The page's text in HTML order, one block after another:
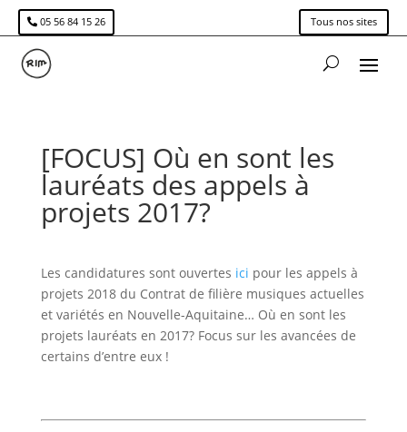
05 56 84 15 26 Tous nos sites
[FOCUS] Où en sont les
lauréats des appels à
projets 2017?
Les candidatures sont ouvertes ici pour les appels à
projets 2018 du Contrat de filière musiques actuelles
et variétés en Nouvelle-Aquitaine… Où en sont les
projets lauréats en 2017? Focus sur les avancées de
certains d’entre eux !